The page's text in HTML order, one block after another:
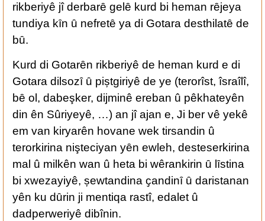
rikberiyê jî derbarȇ gelȇ kurd bi heman rȇjeya
tundiya kȋn ȗ nefretȇ ya di Gotara desthilatȇ de
bȗ.
Kurd di Gotarȇn rikberiyê de heman kurd e di
Gotara dilsozȋ ȗ piștgiriyê de ye (terorîst, îsraîlî,
bȇ ol, dabeşker, dijminê ereban û pêkhateyên
din ên Sûriyeyê, …) an jî ajan e, Ji ber vê yekê
em van kiryarên hovane wek tirsandin û
terorkirina nişteciyan yȇn ewleh, desteserkirina
mal û milkên wan û heta bi wêrankirin ȗ lȋstina
bi xwezayiyê, șewtandina ҫandinȋ ȗ daristanan
yên ku dȗrin ji mentiqa rastî, edalet û
dadperweriyê dibînin.